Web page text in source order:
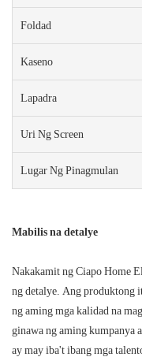
Foldad
Kaseno
Lapadra
Uri Ng Screen
Lugar Ng Pinagmulan
Mabilis na detalye
Nakakamit ng Ciapo Home
ng detalye. Ang produktong
ng aming mga kalidad na
ginawa ng aming kumpanya
ay may iba't ibang mga